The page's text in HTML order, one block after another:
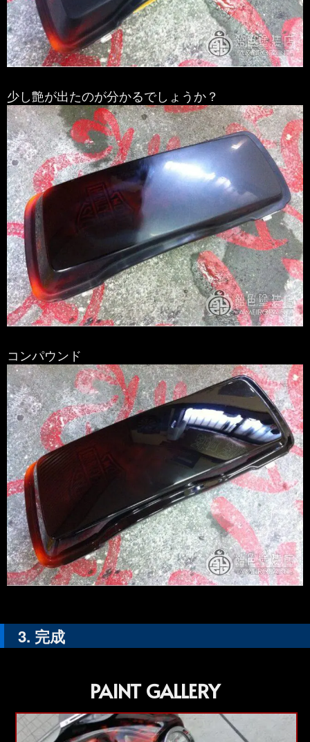
少し艶が出たのが分かるでしょうか？
コンパウンド
完成
PAINT GALLERY